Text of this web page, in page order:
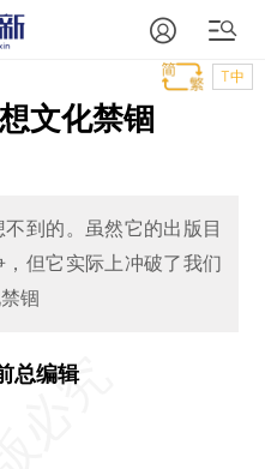
T中
文化禁锢
到的。虽然它的出版目
但它实际上冲破了我们
锢
总编辑